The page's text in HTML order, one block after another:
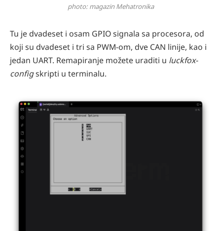
photo: magazin Mehatronika
Tu je dvadeset i osam GPIO signala sa procesora, od
koji su dvadeset i tri sa PWM-om, dve CAN linije, kao i
jedan UART. Remapiranje možete uraditi u luckfox-
configskripti u terminalu.